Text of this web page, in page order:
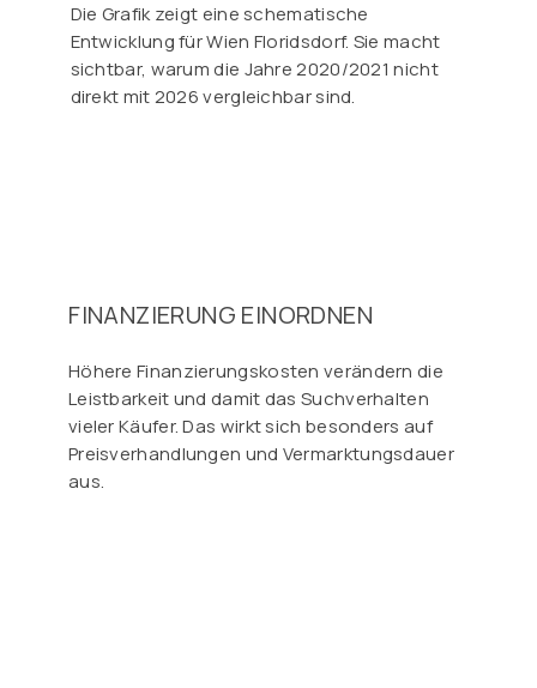
Die Grafik zeigt eine schematische
Entwicklung für Wien Floridsdorf. Sie macht
sichtbar, warum die Jahre 2020/2021 nicht
direkt mit 2026 vergleichbar sind.
FINANZIERUNG EINORDNEN
Höhere Finanzierungskosten verändern die
Leistbarkeit und damit das Suchverhalten
vieler Käufer. Das wirkt sich besonders auf
Preisverhandlungen und Vermarktungsdauer
aus.